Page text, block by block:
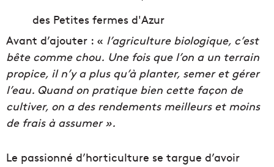
des Petites fermes d'Azur
Avant d’ajouter : « l’agriculture biologique, c’est
bête comme chou. Une fois que l’on a un terrain
propice, iln’y a plus qu’à planter, semer et gérer
l’eau. Quand on pratique bien cette façon de
cultiver, on a des rendements meilleurs et moins
de frais à assumer ».
Le passionné d’horticulture se targue d’avoir